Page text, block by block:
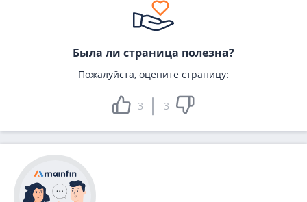
Была ли страница полезна?
Пожалуйста, оцените страницу:
3 3